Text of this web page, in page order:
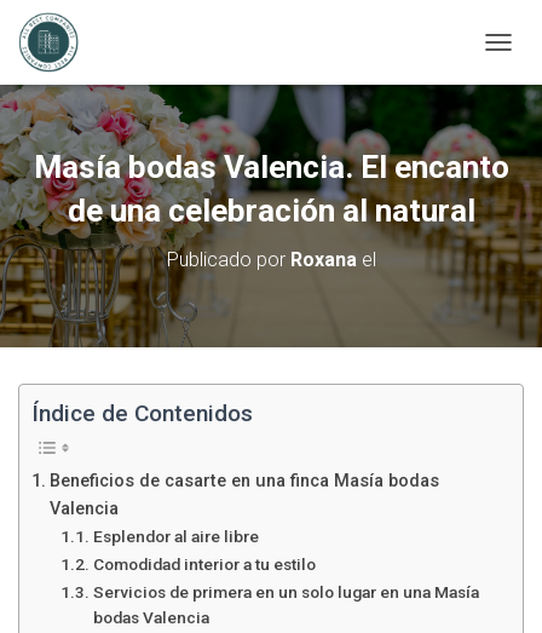
A
I
A
R
M
O
D
A
Masía bodas Valencia. El encanto
de una celebración al natural
Publicado por Roxanael
Índice de Contenidos
Beneficios de casarte en una finca Masía bodas
Valencia
Esplendor al aire libre
Comodidad interior a tu estilo
Servicios de primera en un solo lugar en una Masía
bodas Valencia